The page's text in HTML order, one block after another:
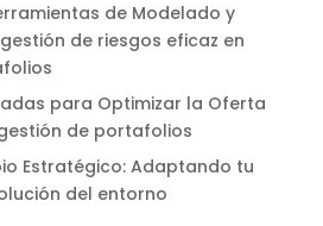
de Modelado y
de riesgos eficaz en
para Optimizar la Oferta
de portafolios
Estratégico: Adaptando tu
del entorno